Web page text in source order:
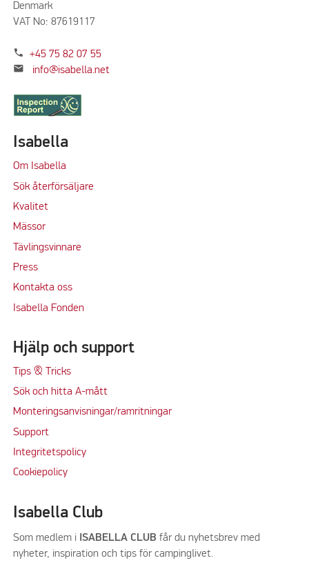
Denmark
VAT No: 87619117
phone +45 75 82 07 55
mail info@isabella.net
Isabella
Om Isabella
Sök återförsäljare
Kvalitet
Mässor
Tävlingsvinnare
Press
Kontakta oss
Isabella Fonden
Hjälp och support
Tips & Tricks
Sök och hitta A-mått
Monteringsanvisningar/ramritningar
Support
Integritetspolicy
Cookiepolicy
Isabella Club
Som medlem i ISABELLA CLUB får du nyhetsbrev med
nyheter, inspiration och tips för campinglivet.